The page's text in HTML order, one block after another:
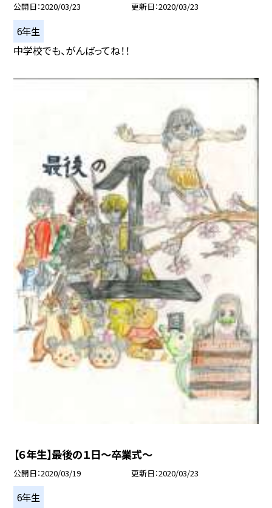
公開日 2020/03/23 更新日 2020/03/23
6年生
中学校でも、がんばってね！！
【６年生】最後の１日〜卒業式〜
公開日 2020/03/19 更新日 2020/03/23
6年生